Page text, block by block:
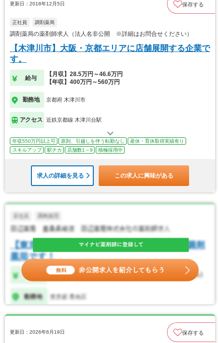
更新日：2018年12月5日 保存する
正社員 調剤薬局
調剤薬局の薬剤師求人（法人名非公開 ※詳細はお問合せください）
【木津川市】大阪・京都エリアに店舗展開する企業で
す。
給与
【月収】28.5万円～46.6万円
【年収】400万円～560万円
勤務地 京都府 木津川市
アクセス 近鉄京都線 木津川台駅
年収550万円以上可 原則、引越しを伴う転勤なし
産休・育休取得実績有り
スキルアップ
駅チカ 店舗数1～9 積極採用中
求人の詳細を見る この求人に興味がある
更新日：2026年6月19日 保存する